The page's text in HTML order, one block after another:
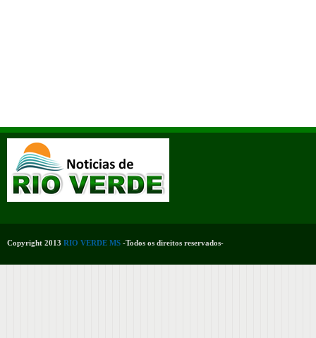
Copyright 2013 RIO VERDE MS -Todos os direitos reservados-